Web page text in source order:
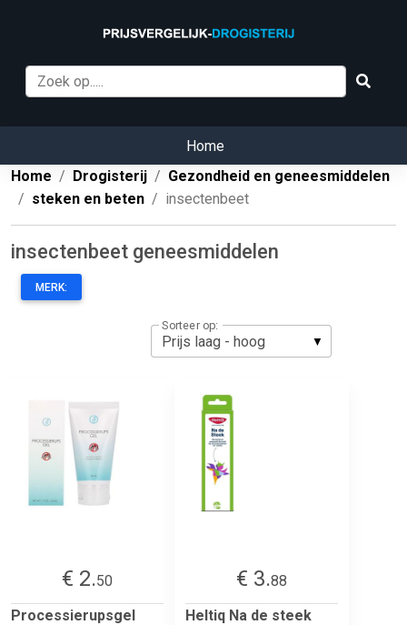
Home
Home
Drogisterij
Gezondheid en geneesmiddelen
steken en beten
insectenbeet
insectenbeet geneesmiddelen
MERK:
Sorteer op:
€ 2.50
Processierupsgel
€ 3.88
Heltiq Na de steek